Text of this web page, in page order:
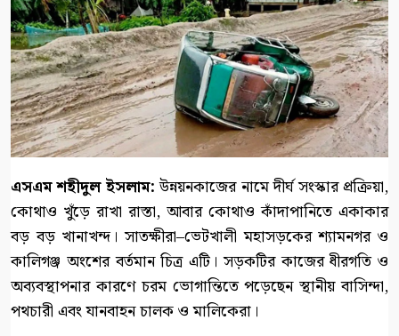
এসএম শহীদুল ইসলাম:​উন্নয়নকাজের নামে দীর্ঘ সংস্কার প্রক্রিয়া,
কোথাও খুঁড়ে রাখা রাস্তা, আবার কোথাও কাঁদাপানিতে একাকার
বড় বড় খানাখন্দ। সাতক্ষীরা–ভেটখালী মহাসড়কের শ্যামনগর ও
কালিগঞ্জ অংশের বর্তমান চিত্র এটি। সড়কটির কাজের ধীরগতি ও
অব্যবস্থাপনার কারণে চরম ভোগান্তিতে পড়েছেন স্থানীয় বাসিন্দা,
পথচারী এবং যানবাহন চালক ও মালিকেরা।